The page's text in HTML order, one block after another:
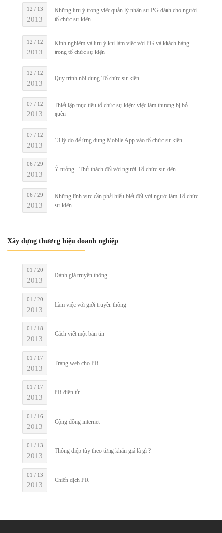
12 / 13
2013
Những lưu ý trong việc quản lý nhân sự PG dành cho người
tổ chức sự kiện
12 / 12
2013
Kinh nghiệm và lưu ý khi làm việc với PG và khách hàng
trong tổ chức sự kiện
12 / 12
2013
Quy trình nội dung Tổ chức sự kiện
07 / 12
2013
Thiết lập mục tiêu tổ chức sự kiện: việc làm thường bị bỏ
quên
07 / 12
2013
13 lý do để ứng dụng Mobile App vào tổ chức sự kiện
06 / 29
2013
Ý tưởng - Thử thách đối với người Tổ chức sự kiện
06 / 29
2013
Những lĩnh vực cần phải hiểu biết đối với người làm Tổ chức
sự kiện
Xây dựng thương hiệu doanh nghiệp
01 / 20
2013
Đánh giá truyền thông
01 / 20
2013
Làm việc với giới truyền thông
01 / 18
2013
Cách viết một bản tin
01 / 17
2013
Trang web cho PR
01 / 17
2013
PR điện tử
01 / 16
2013
Cộng đồng internet
01 / 13
2013
Thông điệp tùy theo từng khán giả là gì ?
01 / 13
2013
Chiến dịch PR